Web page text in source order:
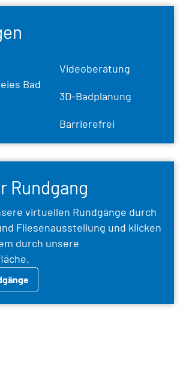
Bad
Videoberatung
3D-Badplanung
Barrierefrei
Rundgang
virtuellen Rundgänge durch
Fliesenausstellung und klicken
durch unsere